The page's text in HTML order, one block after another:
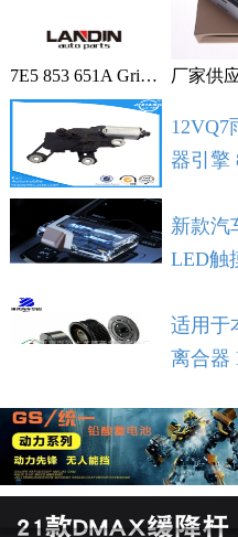
7E5 853 651A Grille With Chrome For VW T5 T6 2009-2015 1个
12VQ7
新款汽
适用于